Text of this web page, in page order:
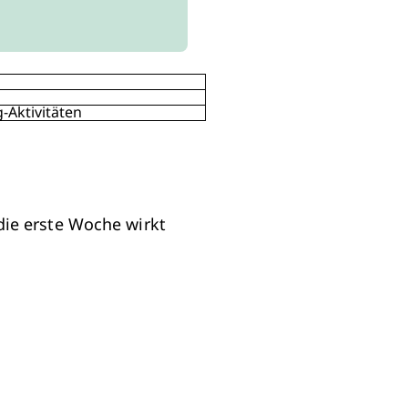
Aktivitäten
erste Woche wirkt